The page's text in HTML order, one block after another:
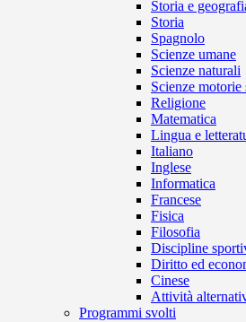
Storia e
Storia
Spagnolo
Scienze umane
Scienze naturali
Scienze motorie
Religione
Matematica
Lingua e
Italiano
Inglese
Informatica
Francese
Fisica
Filosofia
Discipline
Diritto ed
Cinese
Attività
Programmi svolti